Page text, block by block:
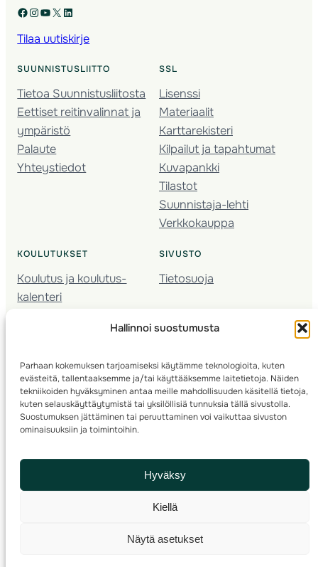
Hallinnoi suostumusta
Parhaan kokemuksen tarjoamiseksi käytämme teknologioita, kuten
evästeitä, tallentaaksemme ja/tai käyttääksemme laitetietoja. Näiden
tekniikoiden hyväksyminen antaa meille mahdollisuuden käsitellä tietoja,
kuten selauskäyttäytymistä tai yksilöllisiä tunnuksia tällä sivustolla.
Suostumuksen jättäminen tai peruuttaminen voi vaikuttaa sivuston
ominaisuuksiin ja toimintoihin.
Hyväksy
Kiellä
Näytä asetukset
Facebook Instagram YouTube X LinkedIn
Tilaa uutiskirje
SUUNNISTUSLIITTO
Tietoa Suunnistusliitosta
Eettiset reitinvalinnat ja
ympäristö
Palaute
Yhteystiedot
SSL
Lisenssi
Materiaalit
Karttarekisteri
Kilpailut ja tapahtumat
Kuvapankki
Tilastot
Suunnistaja-lehti
Verkkokauppa
KOULUTUKSET
Koulutus ja koulutus­
kalenteri
Seura­kehittäminen
Kartoitus
Ratamestari
SIVUSTO
Tietosuoja
© 2025 ·Suomen Suunnistusliitto· Valimotie 10, 00380 Helsinki, Finland
info(a)suunnistusliitto.fi,Rastilipun asiat: rastilippu(a)suunnistusliitto.fi
Kilpailut ja kuntorastit – Rastilippu:::Rastilipun ohjeet